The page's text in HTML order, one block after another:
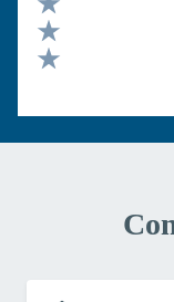
Valuta 3 stelle su 5
Valuta 2 stelle su 5